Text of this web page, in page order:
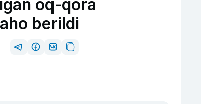
oq-qora
berildi